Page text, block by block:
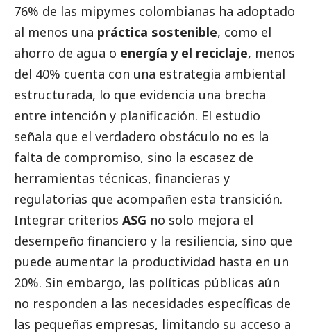
76% de las mipymes colombianas ha adoptado
al menos una práctica sostenible, como el
ahorro de agua o energía y el reciclaje, menos
del 40% cuenta con una estrategia ambiental
estructurada, lo que evidencia una brecha
entre intención y planificación. El estudio
señala que el verdadero obstáculo no es la
falta de compromiso, sino la escasez de
herramientas técnicas, financieras y
regulatorias que acompañen esta transición.
Integrar criterios ASG no solo mejora el
desempeño financiero y la resiliencia, sino que
puede aumentar la productividad hasta en un
20%. Sin embargo, las políticas públicas aún
no responden a las necesidades específicas de
las pequeñas empresas, limitando su acceso a